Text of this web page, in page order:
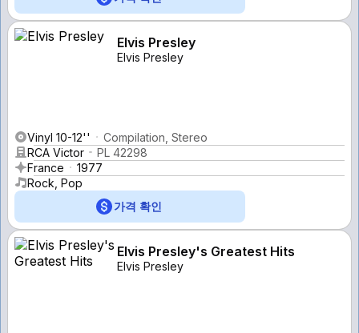
Elvis Presley
Elvis Presley
Vinyl 10-12''
Compilation, Stereo
RCA Victor
PL 42298
France
1977
Rock, Pop
가격 확인
Elvis Presley's Greatest Hits
Elvis Presley